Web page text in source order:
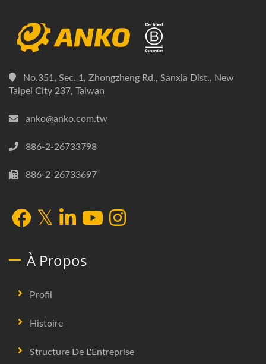
No.351, Sec. 1, Zhongzheng Rd., Sanxia Dist., New
Taipei City 237, Taiwan
anko@anko.com.tw
886-2-26733798
886-2-26733697
À Propos
Profil
Histoire
Structure De L'Entreprise